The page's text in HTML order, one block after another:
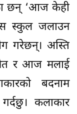
छन् ‘आज केही
स्कुल जलाउन
गरेछन्। अस्ति
र आज मलाई
बदनाम
कलाकार